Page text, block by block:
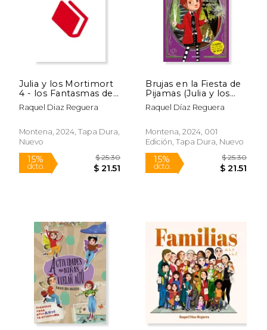
dcto. $ 17.06 dcto.
Rápido
Julia y los Mortimort
4 - los Fantasmas de
Finesvania: Cuidado
con Este Libro,
Risa!
Raquel Diaz Reguera
Montena, 2024, Tapa Dura,
Nuevo
Brujas en la Fiesta de
Pijamas (Julia y los
Mortimort 2)
Raquel Díaz Reguera
Montena, 2024, 001
Edición, Tapa Dura, Nuevo